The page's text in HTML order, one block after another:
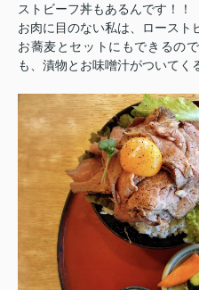
ストビーフ丼もあるんです！！
お肉に目のない私は、ロースト
お蕎麦とセットにもできるの
も、漬物とお味噌汁がついてく